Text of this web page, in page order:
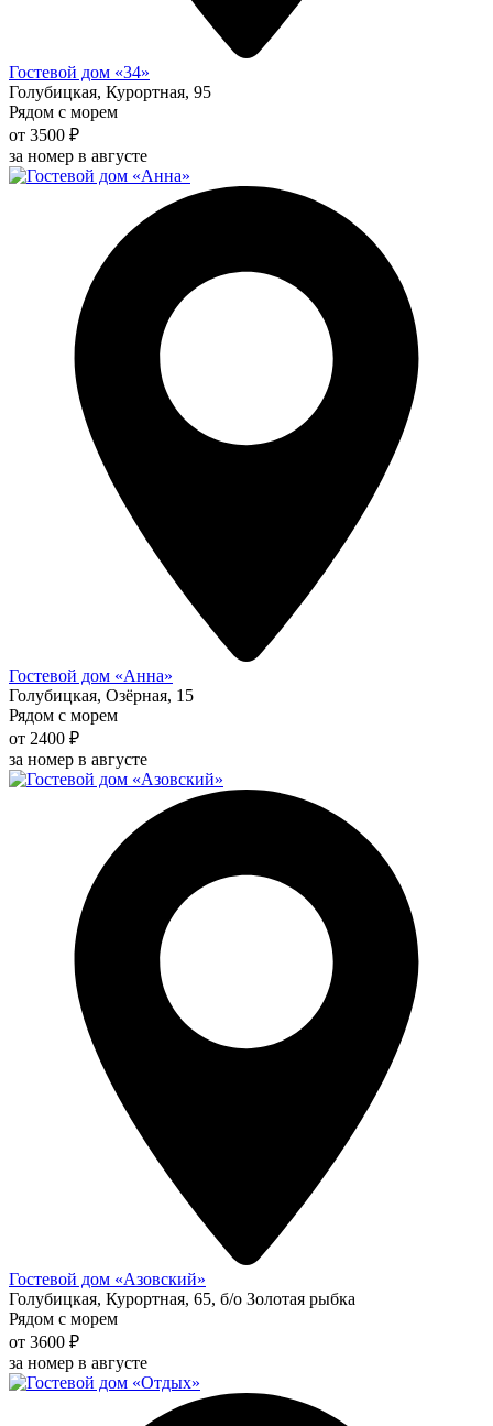
Гостевой дом «34»
Голубицкая, Курортная, 95
Рядом с морем
от 3500 ₽
за номер в августе
Гостевой дом «Анна»
Голубицкая, Озёрная, 15
Рядом с морем
от 2400 ₽
за номер в августе
Гостевой дом «Азовский»
Голубицкая, Курортная, 65, б/о Золотая рыбка
Рядом с морем
от 3600 ₽
за номер в августе